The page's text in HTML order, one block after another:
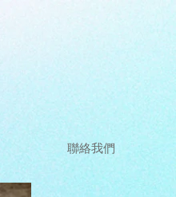
聯絡我們